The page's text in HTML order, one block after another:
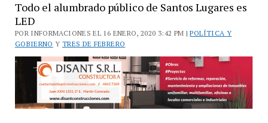
Todo el alumbrado público de Santos Lugares es
LED
POR INFORMACIONES EL 16 ENERO, 2020 3:42 PM |POLÍTICA Y
GOBIERNO Y TRES DE FEBRERO